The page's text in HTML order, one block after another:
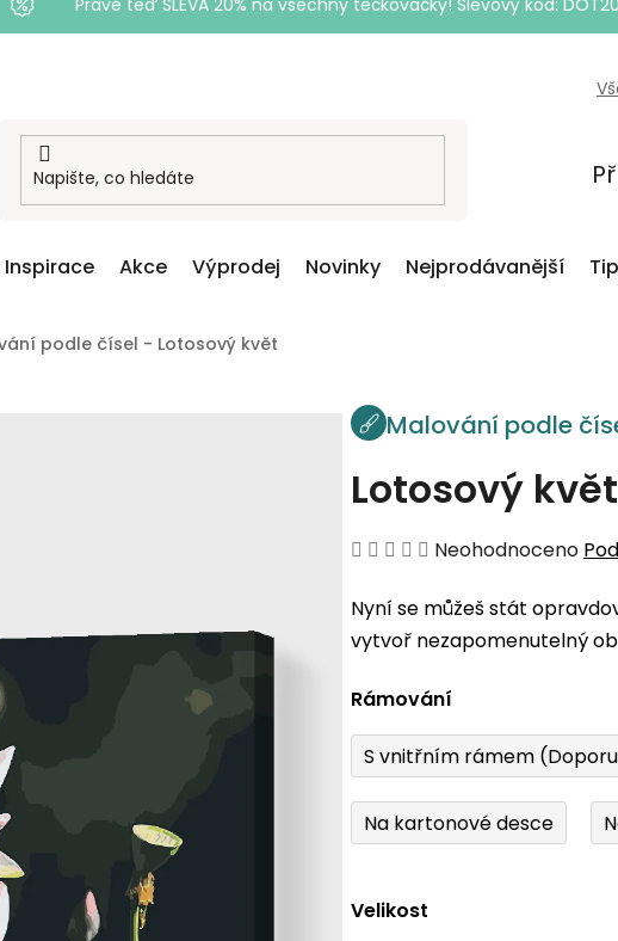
Právě teď SLEVA 20% na všechny tečkovačky! Slevový kód:
Inspirace Akce Výprodej Novinky Nejprodávanější
podle čísel - Lotosový květ
Malování podle
Lotosový květ
Průměrné
produktu
je
z
5
hvězdiček.
Neohodnoceno
Nyní se můžeš stát
vytvoř nezapomenutelný
Rámování
S vnitřním rámem
Na kartonové desce
Velikost